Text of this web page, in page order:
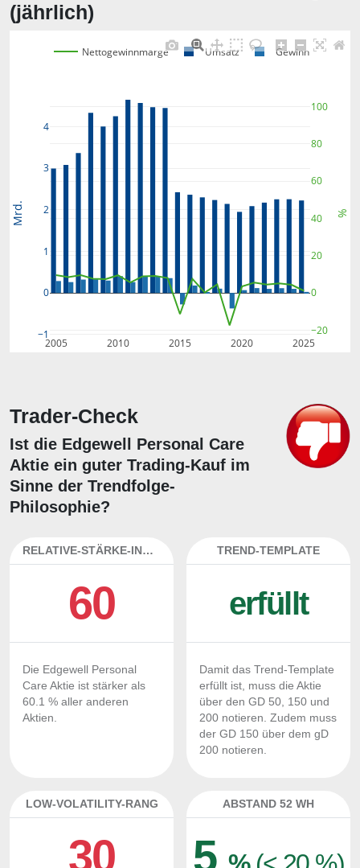
(jährlich)
2005 2010 2015 2020 2025
−1
0
1
2
3
4
−20
0
20
40
60
80
100
Nettogewinnmarge Umsatz Gewinn
Mrd. %
Trader-Check
Ist die Edgewell Personal Care
Aktie ein guter Trading-Kauf im
Sinne der Trendfolge-
Philosophie?
RELATIVE-STÄRKE-INDEX
60
Die Edgewell Personal
Care Aktie ist stärker als
60.1 % aller anderen
Aktien.
TREND-TEMPLATE
erfüllt
Damit das Trend-Template
erfüllt ist, muss die Aktie
über den GD 50, 150 und
200 notieren. Zudem muss
der GD 150 über dem gD
200 notieren.
LOW-VOLATILITY-RANG
30
ABSTAND 52 WH
5